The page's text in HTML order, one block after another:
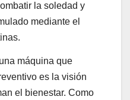
la soledad y
mediante el
máquina que
es la visión
el bienestar. Como